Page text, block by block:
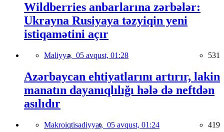
Wildberries anbarlarına zərbələr:
Ukrayna Rusiyaya təzyiqin yeni
istiqamətini açır
Maliyyə, 05 avqust, 01:28 531
Azərbaycan ehtiyatlarını artırır, lakin
manatın dayanıqlılığı hələ də neftdən
asılıdır
Makroiqtisadiyyat, 05 avqust, 01:24 419